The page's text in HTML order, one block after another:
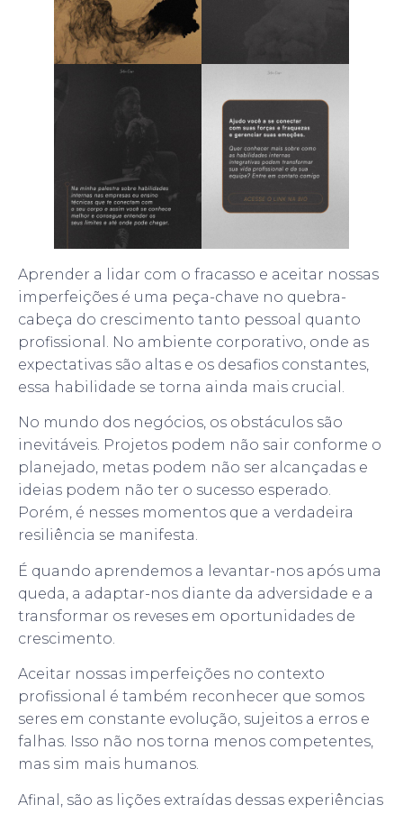
Aprender a lidar com o fracasso e aceitar nossas
imperfeições é uma peça-chave no quebra-
cabeça do crescimento tanto pessoal quanto
profissional. No ambiente corporativo, onde as
expectativas são altas e os desafios constantes,
essa habilidade se torna ainda mais crucial.
No mundo dos negócios, os obstáculos são
inevitáveis. Projetos podem não sair conforme o
planejado, metas podem não ser alcançadas e
ideias podem não ter o sucesso esperado.
Porém, é nesses momentos que a verdadeira
resiliência se manifesta.
É quando aprendemos a levantar-nos após uma
queda, a adaptar-nos diante da adversidade e a
transformar os reveses em oportunidades de
crescimento.
Aceitar nossas imperfeições no contexto
profissional é também reconhecer que somos
seres em constante evolução, sujeitos a erros e
falhas. Isso não nos torna menos competentes,
mas sim mais humanos.
Afinal, são as lições extraídas dessas experiências